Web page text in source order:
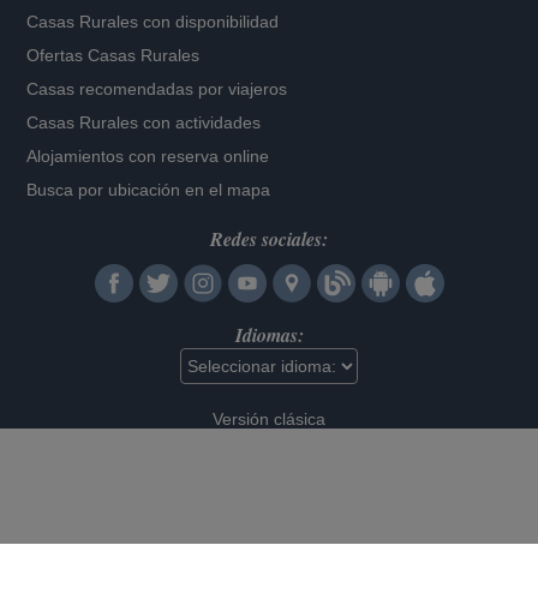
Casas Rurales con disponibilidad
Ofertas Casas Rurales
Casas recomendadas por viajeros
Casas Rurales con actividades
Alojamientos con reserva online
Busca por ubicación en el mapa
Redes sociales:
Idiomas:
Versión clásica